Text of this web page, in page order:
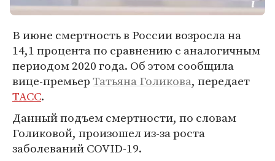
В июне смертность в России возросла на
14,1 процента по сравнению с аналогичным
периодом 2020 года. Об этом сообщила
вице-премьерТатьяна Голикова, передает
ТАСС.
Данный подъем смертности, по словам
Голиковой, произошел из-за роста
заболеваний COVID-19.